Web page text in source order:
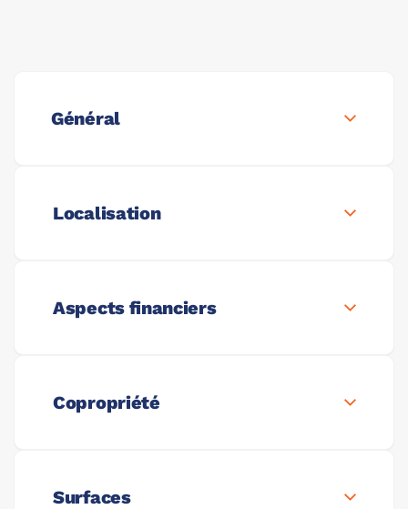
Général
Localisation
Aspects financiers
Copropriété
Surfaces